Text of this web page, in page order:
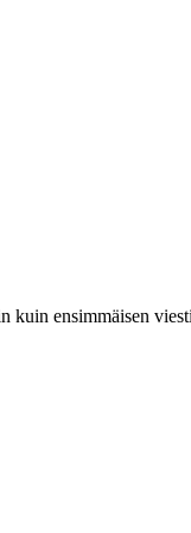
kuin ensimmäisen